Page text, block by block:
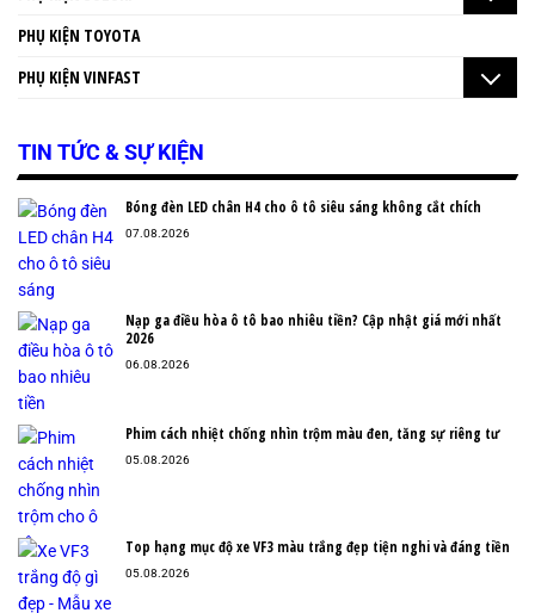
PHỤ KIỆN TOYOTA
PHỤ KIỆN VINFAST
TIN TỨC & SỰ KIỆN
Bóng đèn LED chân H4 cho ô tô siêu sáng không cắt chích
07.08.2026
Nạp ga điều hòa ô tô bao nhiêu tiền? Cập nhật giá mới nhất
2026
06.08.2026
Phim cách nhiệt chống nhìn trộm màu đen, tăng sự riêng tư
05.08.2026
Top hạng mục độ xe VF3 màu trắng đẹp tiện nghi và đáng tiền
05.08.2026